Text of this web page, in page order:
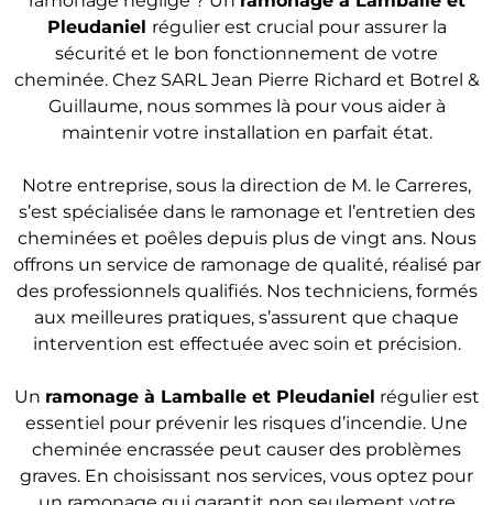
Pleudaniel régulier est crucial pour assurer la
sécurité et le bon fonctionnement de votre
cheminée. Chez SARL Jean Pierre Richard et Botrel &
Guillaume, nous sommes là pour vous aider à
maintenir votre installation en parfait état.
Notre entreprise, sous la direction de M. le Carreres,
s’est spécialisée dans le ramonage et l’entretien des
cheminées et poêles depuis plus de vingt ans. Nous
offrons un service de ramonage de qualité, réalisé par
des professionnels qualifiés. Nos techniciens, formés
aux meilleures pratiques, s’assurent que chaque
intervention est effectuée avec soin et précision.
Un ramonageà Lamballe et Pleudaniel régulier est
essentiel pour prévenir les risques d’incendie. Une
cheminée encrassée peut causer des problèmes
graves. En choisissant nos services, vous optez pour